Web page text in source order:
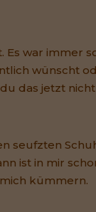
war immer
wünscht
das jetzt
seufzten
ist in mir
kümmern.